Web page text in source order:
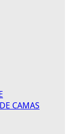
CAMAS